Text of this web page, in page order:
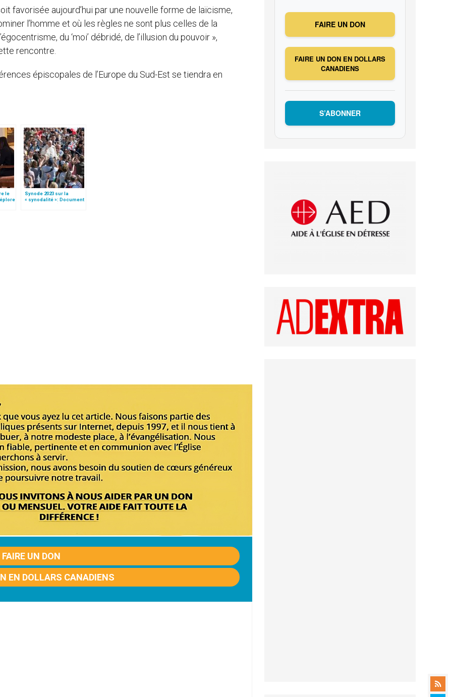
favorisée aujourd’hui par une nouvelle forme de laïcisme,
l’homme et où les règles ne sont plus celles de la
du ‘moi’ débridé, de l’illusion du pouvoir »,
rencontre.
épiscopales de l’Europe du Sud-Est se tiendra en
le
Synode 2023 sur la
« synodalité »: Document
FAIRE UN DON
EN DOLLARS CANADIENS
FAIRE UN DON
FAIRE UN DON EN DOLLARS
CANADIENS
S’ABONNER